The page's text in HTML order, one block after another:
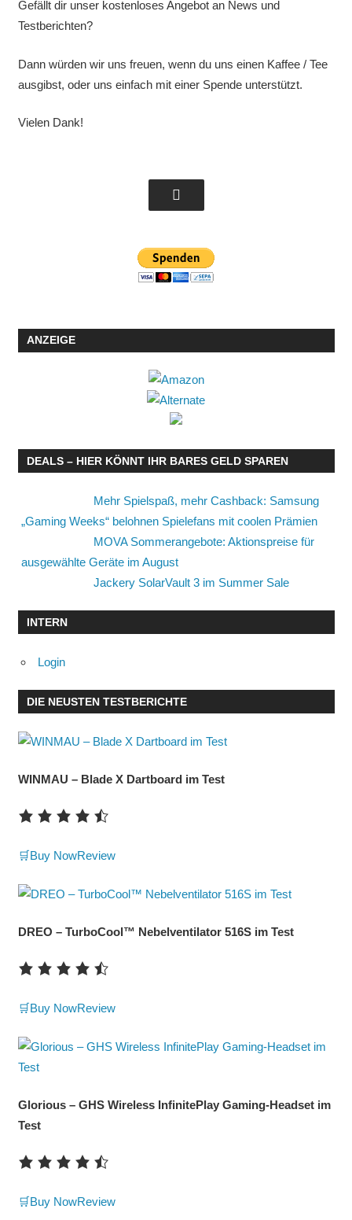
Gefällt dir unser kostenloses Angebot an News und
Testberichten?
Dann würden wir uns freuen, wenn du uns einen Kaffee / Tee
ausgibst, oder uns einfach mit einer Spende unterstützt.
Vielen Dank!
ANZEIGE
DEALS – HIER KÖNNT IHR BARES GELD SPAREN
Mehr Spielspaß, mehr Cashback: Samsung
„Gaming Weeks“ belohnen Spielefans mit coolen Prämien
MOVA Sommerangebote: Aktionspreise für
ausgewählte Geräte im August
Jackery SolarVault 3 im Summer Sale
INTERN
Login
DIE NEUSTEN TESTBERICHTE
WINMAU – Blade X Dartboard im Test
🛒Buy NowReview
DREO – TurboCool™ Nebelventilator 516S im Test
🛒Buy NowReview
Glorious – GHS Wireless InfinitePlay Gaming-Headset im
Test
🛒Buy NowReview